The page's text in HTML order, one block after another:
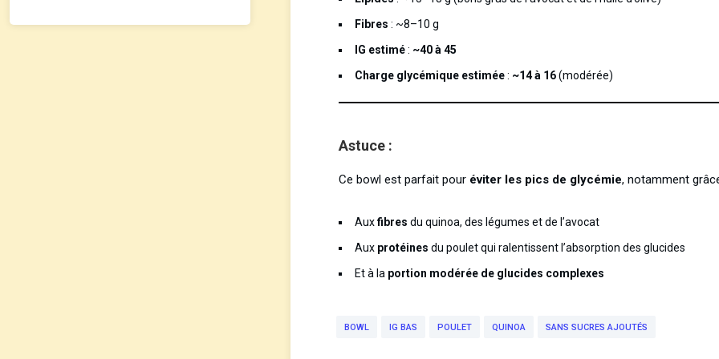
Fibres : ~8–10 g
IG estimé: ~40 à 45
Charge glycémique estimée: ~14 à 16(modérée)
Astuce :
Ce bowl est parfait pour éviter les pics de glycémie, notamment
Auxfibres du quinoa, des légumes et de l’avocat
Aux protéines du poulet qui ralentissent l’absorption des glucides
Et à la portion modérée de glucides complexes
BOWL IG BAS POULET QUINOA SANS SUCRES AJOUTÉS